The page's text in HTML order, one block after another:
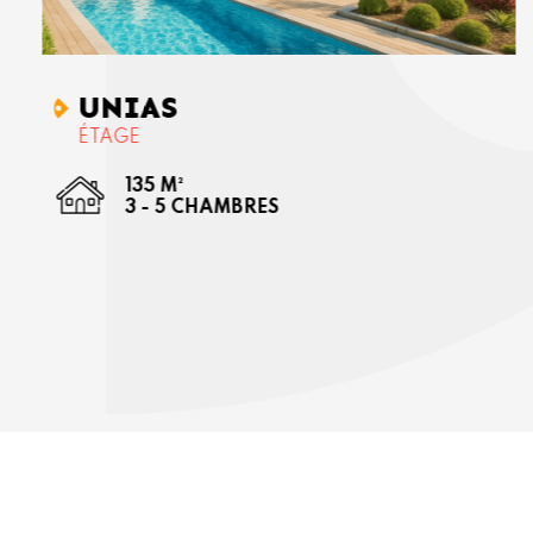
UNIAS
ÉTAGE
135 M²
3 - 5 CHAMBRES